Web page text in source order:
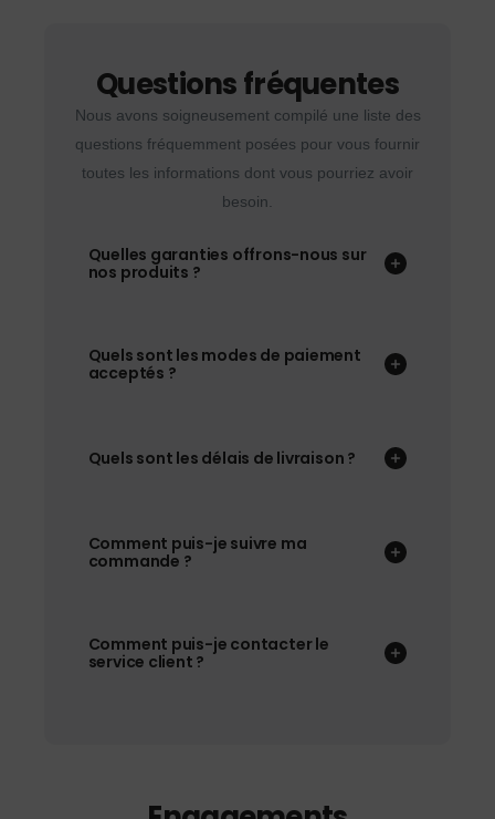
Questions fréquentes
Nous avons soigneusement compilé une liste des
questions fréquemment posées pour vous fournir
toutes les informations dont vous pourriez avoir
besoin.
Quelles garanties offrons-nous sur
nos produits ?
Quels sont les modes de paiement
acceptés ?
Quels sont les délais de livraison ?
Comment puis-je suivre ma
commande ?
Comment puis-je contacter le
service client ?